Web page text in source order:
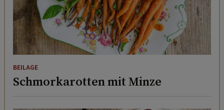
BEILAGE
Schmorkarotten mit Minze